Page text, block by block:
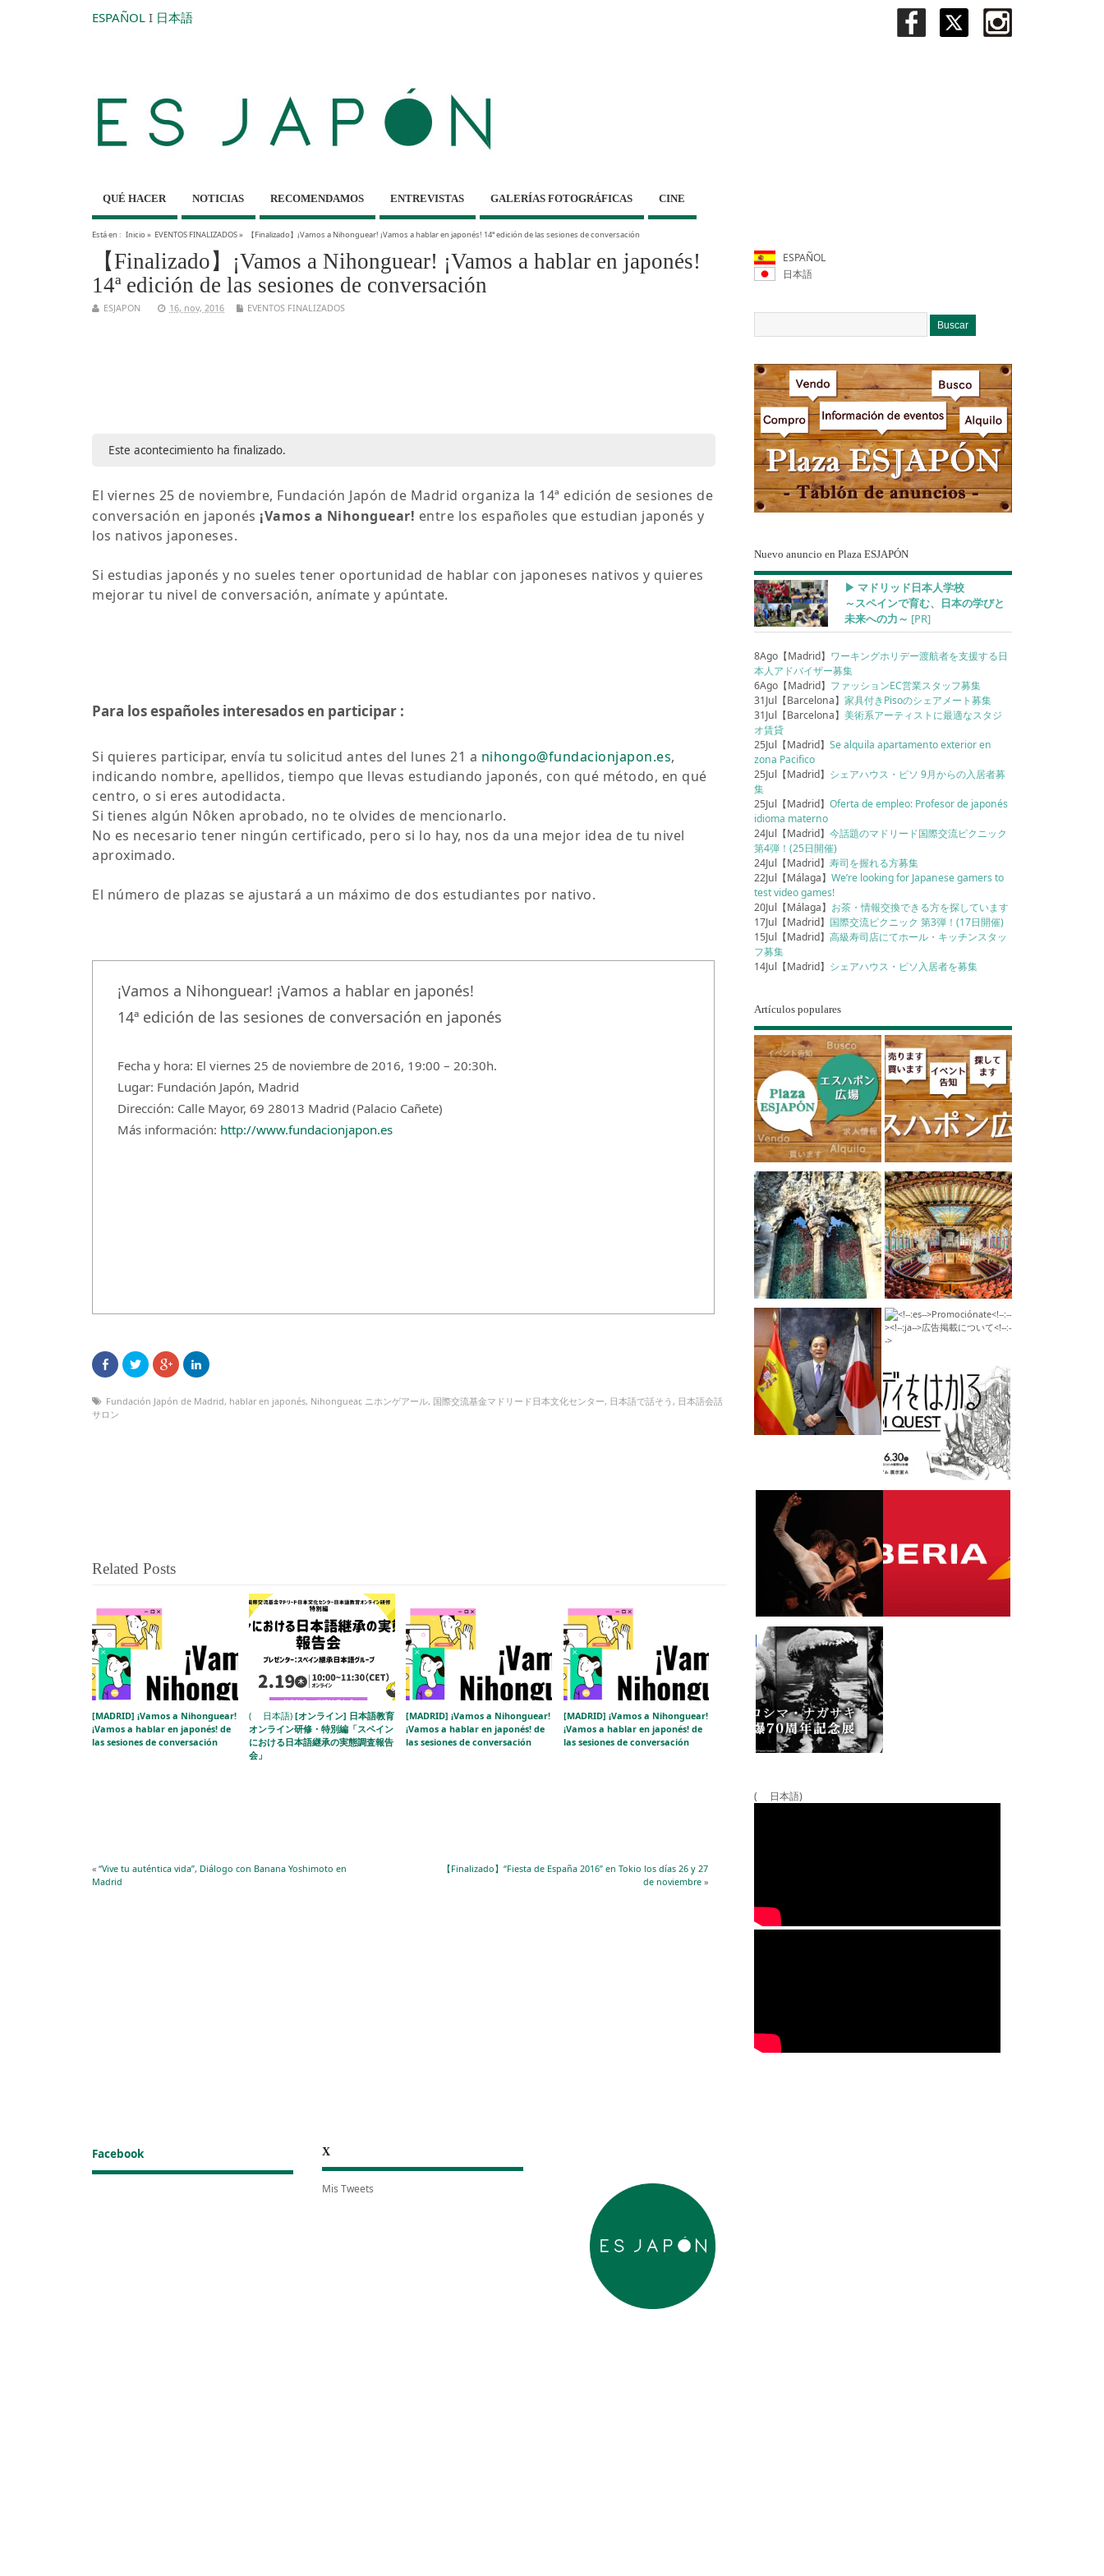
ESPAÑOL I 日本語
QUÉ HACER NOTICIAS RECOMENDAMOS ENTREVISTAS GALERÍAS FOTOGRÁFICAS CINE
Está en : Inicio» EVENTOS FINALIZADOS» 【Finalizado】¡Vamos a Nihonguear! ¡Vamos a hablar en japonés! 14ª edición de las sesiones de conversación
【Finalizado】¡Vamos a Nihonguear! ¡Vamos a hablar en japonés!
14ª edición de las sesiones de conversación
ESJAPON 16, nov, 2016 EVENTOS FINALIZADOS
Este acontecimiento ha finalizado.
El viernes 25 de noviembre, Fundación Japón de Madrid organiza la 14ª edición de sesiones de
conversación en japonés ¡Vamos a Nihonguear! entre los españoles que estudian japonés y
los nativos japoneses.
Si estudias japonés y no sueles tener oportunidad de hablar con japoneses nativos y quieres
mejorar tu nivel de conversación, anímate y apúntate.
Para los españoles interesados en participar :
Si quieres participar, envía tu solicitud antes del lunes 21 a nihongo@fundacionjapon.es,
indicando nombre, apellidos, tiempo que llevas estudiando japonés, con qué método, en qué
centro, o si eres autodidacta.
Si tienes algún Nôken aprobado, no te olvides de mencionarlo.
No es necesario tener ningún certificado, pero si lo hay, nos da una mejor idea de tu nivel
aproximado.
El número de plazas se ajustará a un máximo de dos estudiantes por nativo.
¡Vamos a Nihonguear! ¡Vamos a hablar en japonés!
14ª edición de las sesiones de conversación en japonés
Fecha y hora: El viernes 25 de noviembre de 2016, 19:00 – 20:30h.
Lugar: Fundación Japón, Madrid
Dirección: Calle Mayor, 69 28013 Madrid (Palacio Cañete)
Más información: http://www.fundacionjapon.es
Fundación Japón de Madrid, hablar en japonés, Nihonguear, ニホンゲアール, 国際交流基金マドリード日本文化センター, 日本語で話そう , 日本語会話
サロン
Related Posts
[MADRID] ¡Vamos a Nihonguear!
¡Vamos a hablar en japonés! de
las sesiones de conversación
( 日本語)[オンライン] 日本語教育
オンライン研修・特別編「スペイン
における日本語継承の実態調査報告
会」
[MADRID] ¡Vamos a Nihonguear!
¡Vamos a hablar en japonés! de
las sesiones de conversación
[MADRID] ¡Vamos a Nihonguear!
¡Vamos a hablar en japonés! de
las sesiones de conversación
« “Vive tu auténtica vida”, Diálogo con Banana Yoshimoto en
Madrid
【Finalizado】“Fiesta de España 2016” en Tokio los días 26 y 27
de noviembre»
ESPAÑOL
日本語
Nuevo anuncio en Plaza ESJAPÓN
▶︎ マドリッド日本人学校
～スペインで育む、日本の学びと
未来への力～ [PR]
8Ago【Madrid】 ワーキングホリデー渡航者を支援する日
本人アドバイザー募集
6Ago【Madrid】 ファッションEC営業スタッフ募集
31Jul【Barcelona】家具付きPisoのシェアメート募集
31Jul【Barcelona】美術系アーティストに最適なスタジ
オ賃貸
25Jul【Madrid】Se alquila apartamento exterior en
zona Pacifico
25Jul【Madrid】 シェアハウス・ピソ 9月からの入居者募
集
25Jul【Madrid】Oferta de empleo: Profesor de japonés
idioma materno
24Jul【Madrid】今話題のマドリード国際交流ピクニック
第4弾！(25日開催)
24Jul【Madrid】寿司を握れる方募集
22Jul【Málaga】We’re looking for Japanese gamers to
test video games!
20Jul【Málaga】 お茶・情報交換できる方を探しています
17Jul【Madrid】 国際交流ピクニック 第3弾！(17日開催)
15Jul【Madrid】高級寿司店にてホール・キッチンスタッ
フ募集
14Jul【Madrid】 シェアハウス・ピソ入居者を募集
Artículos populares
( 日本語)
Facebook X
Mis Tweets